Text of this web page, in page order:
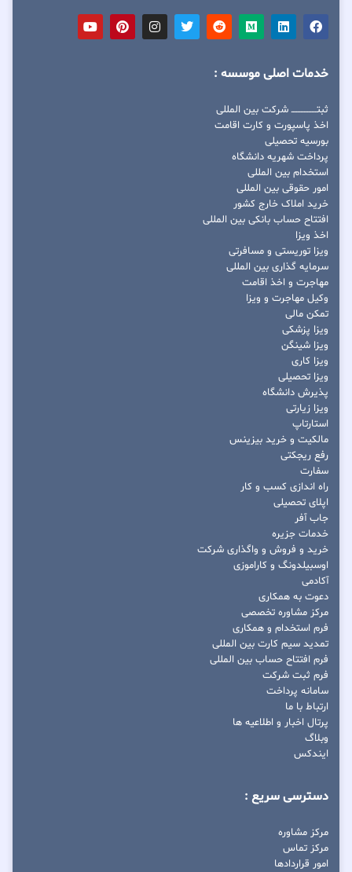
خدمات اصلی موسسه :
ثبتــــــــــــــــ شرکت بین المللی
اخذ پاسپورت و کارت اقامت
بورسیه تحصیلی
پرداخت شهریه دانشگاه
استخدام بین المللی
امور حقوقی بین المللی
خرید املاک خارج کشور
افتتاح حساب بانکی بین المللی
اخذ ویزا
ویزا توریستی و مسافرتی
سرمایه گذاری بین المللی
مهاجرت و اخذ اقامت
وکیل مهاجرت و ویزا
تمکن مالی
ویزا پزشکی
ویزا شینگن
ویزا کاری
ویزا تحصیلی
پذیرش دانشگاه
ویزا زیارتی
استارتاپ
مالکیت و خرید بیزینس
رفع ریجکتی
سفارت
راه اندازی کسب و کار
اپلای تحصیلی
جاب آفر
خدمات جزیره
خرید و فروش و واگذاری شرکت
اوسبیلدونگ و کاراموزی
آکادمی
دعوت به همکاری
مرکز مشاوره تخصصی
فرم استخدام و همکاری
تمدید سیم کارت بین المللی
فرم افتتاح حساب بین المللی
فرم ثبت شرکت
سامانه پرداخت
ارتباط با ما
پرتال اخبار و اطلاعیه ها
وبلاگ
ایندکس
دسترسی سریع :
مرکز مشاوره
مرکز تماس
امور قراردادها